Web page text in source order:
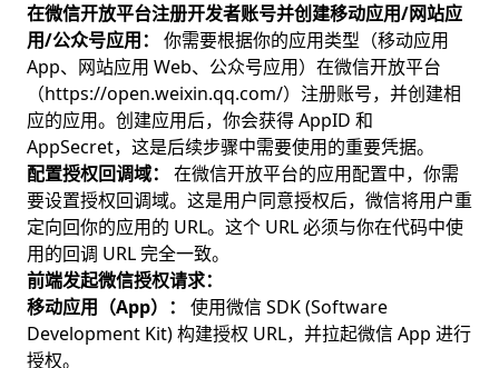
在微信开放平台注册开发者账号并创建移动应用/网站应
用/公众号应用：
你需要根据你的应用类型（移动应用
App、网站应用 Web、公众号应用）在微信开放平台
（https://open.weixin.qq.com/）注册账号，并创建相
应的应用。创建应用后，你会获得 AppID 和
AppSecret，这是后续步骤中需要使用的重要凭据。
配置授权回调域：
在微信开放平台的应用配置中，你需
要设置授权回调域。这是用户同意授权后，微信将用户重
定向回你的应用的 URL。这个 URL 必须与你在代码中使
用的回调 URL 完全一致。
前端发起微信授权请求：
移动应用（App）：
使用微信 SDK (Software
Development Kit) 构建授权 URL，并拉起微信 App 进行
授权。